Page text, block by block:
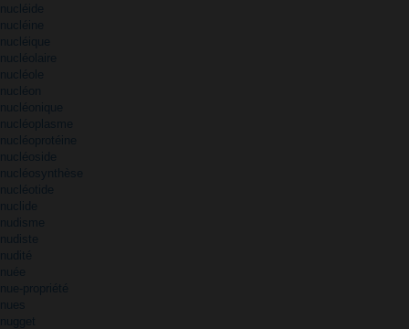
nucléide
nucléine
nucléique
nucléolaire
nucléole
nucléon
nucléonique
nucléoplasme
nucléoprotéine
nucléoside
nucléosynthèse
nucléotide
nuclide
nudisme
nudiste
nudité
nuée
nue-propriété
nues
nugget